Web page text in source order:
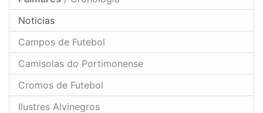
Noticias
Campos de Futebol
Camisolas do Portimonense
Cromos de Futebol
Ilustres Alvinegros